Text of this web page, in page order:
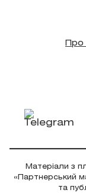
Про
Матеріали з
«Партнерський
та